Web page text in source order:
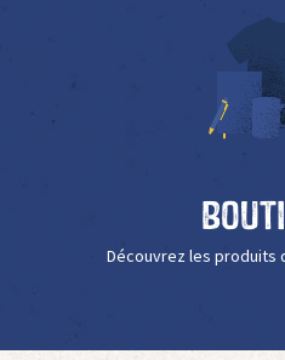
Découvrez les produits